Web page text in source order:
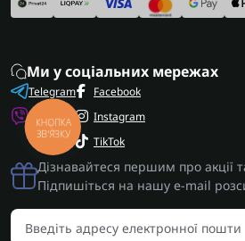
Ми у соціальних мережах
Telegram
Viber
Facebook
Instagram
TikTok
Дізнавайтеся першим про акції
Підпишіться на нашу e-mail
КНОПКА
ЗВ'ЯЗКУ